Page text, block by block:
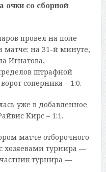
очки со сборной
провел на поле
матче: на 31-й минуте,
Игнатова,
штрафной
соперника – 1:0.
уже в добавленное
Кирс – 1:1.
матче отборочного
хозяевами турнира —
турнира —